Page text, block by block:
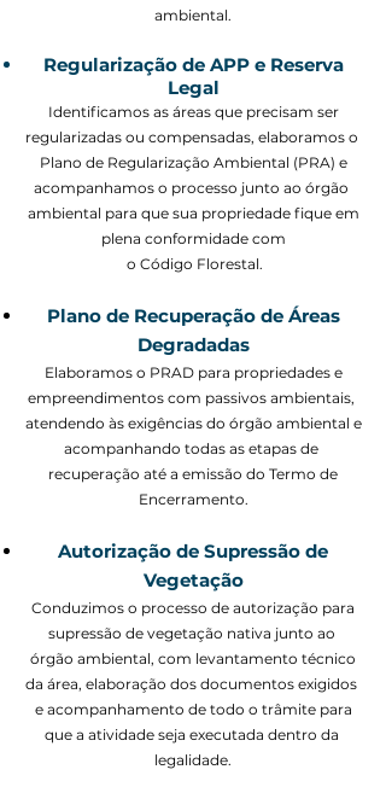
ambiental.
Regularização de APP e Reserva
Legal
Identificamos as áreas que precisam ser
regularizadas ou compensadas, elaboramos o
Plano de Regularização Ambiental (PRA) e
acompanhamos o processo junto ao órgão
ambiental para que sua propriedade fique em
plena conformidade com
o Código Florestal.
Plano de Recuperação de Áreas
Degradadas
Elaboramos o PRAD para propriedades e
empreendimentos com passivos ambientais,
atendendo às exigências do órgão ambiental e
acompanhando todas as etapas de
recuperação até a emissão do Termo de
Encerramento.
Autorização de Supressão de
Vegetação
Conduzimos o processo de autorização para
supressão de vegetação nativa junto ao
órgão ambiental, com levantamento técnico
da área, elaboração dos documentos exigidos
e acompanhamento de todo o trâmite para
que a atividade seja executada dentro da
legalidade.